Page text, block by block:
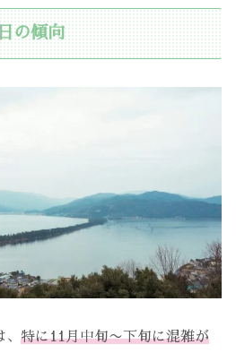
の傾向
特に11月中旬〜下旬に混雑が